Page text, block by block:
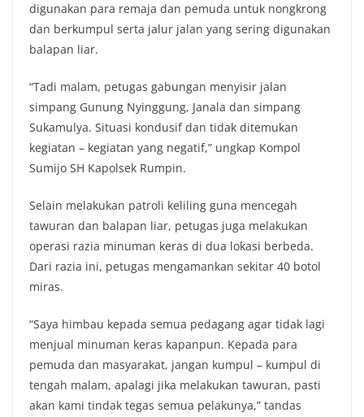
digunakan para remaja dan pemuda untuk nongkrong
dan berkumpul serta jalur jalan yang sering digunakan
balapan liar.
“Tadi malam, petugas gabungan menyisir jalan
simpang Gunung Nyinggung, Janala dan simpang
Sukamulya. Situasi kondusif dan tidak ditemukan
kegiatan – kegiatan yang negatif,” ungkap Kompol
Sumijo SH Kapolsek Rumpin.
Selain melakukan patroli keliling guna mencegah
tawuran dan balapan liar, petugas juga melakukan
operasi razia minuman keras di dua lokasi berbeda.
Dari razia ini, petugas mengamankan sekitar 40 botol
miras.
“Saya himbau kepada semua pedagang agar tidak lagi
menjual minuman keras kapanpun. Kepada para
pemuda dan masyarakat, jangan kumpul – kumpul di
tengah malam, apalagi jika melakukan tawuran, pasti
akan kami tindak tegas semua pelakunya,” tandas